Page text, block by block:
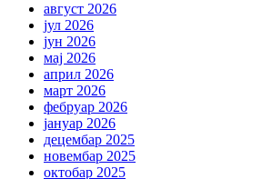
август 2026
јул 2026
јун 2026
мај 2026
април 2026
март 2026
фебруар 2026
јануар 2026
децембар 2025
новембар 2025
октобар 2025